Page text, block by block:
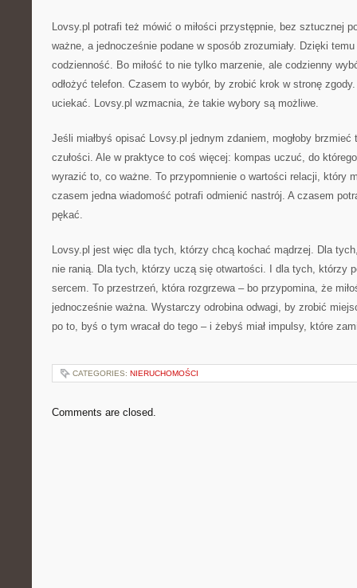
Lovsy.pl potrafi też mówić o miłości przystępnie, bez sztucznej
ważne, a jednocześnie podane w sposób zrozumiały. Dzięki temu
codzienność. Bo miłość to nie tylko marzenie, ale codzienny
odłożyć telefon. Czasem to wybór, by zrobić krok w stronę
uciekać. Lovsy.pl wzmacnia, że takie wybory są możliwe.
Jeśli miałbyś opisać Lovsy.pl jednym zdaniem, mogłoby
czułości. Ale w praktyce to coś więcej: kompas uczuć, do
wyrazić to, co ważne. To przypomnienie o wartości relacji, który
czasem jedna wiadomość potrafi odmienić nastrój. A czasem
pękać.
Lovsy.pl jest więc dla tych, którzy chcą kochać mądrzej. Dla
nie ranią. Dla tych, którzy uczą się otwartości. I dla tych, którzy
sercem. To przestrzeń, która rozgrzewa – bo przypomina, że
jednocześnie ważna. Wystarczy odrobina odwagi, by zrobić
po to, byś o tym wracał do tego – i żebyś miał impulsy, które
CATEGORIES: NIERUCHOMOŚCI
Comments are closed.